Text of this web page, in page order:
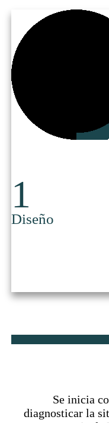
1
​Diseño
​​Se inicia
diagnosticar la